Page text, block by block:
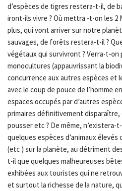
d’espèces de tigres restera-t-il, de
iront-ils vivre ? Où mettra -t-on les 2
plus, qui vont arriver sur notre
sauvages, de forêts restera-t-il ?
végétaux qui survivront ? Verra-t-on
monocultures (appauvrissant la
concurrence aux autres espèces et
avec le coup de pouce de l’homme
espaces occupés par d’autres
primaires définitivement
pousser etc ? De même, n’existera-
quelques espèces d’animaux élevés
(etc ) sur la planète, au détriment
t-il que quelques malheureuses
exhibées aux touristes qui ne
et surtout la richesse de la nature,